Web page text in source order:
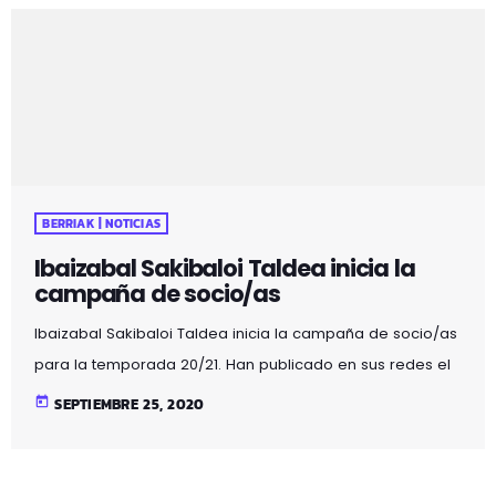
BERRIAK | NOTICIAS
Ibaizabal Sakibaloi Taldea inicia la
campaña de socio/as
Ibaizabal Sakibaloi Taldea inicia la campaña de socio/as
para la temporada 20/21. Han publicado en sus redes el
formulario para que te hagas socio/a. Aquí lo tienes:
today SEPTIEMBRE 25, 2020